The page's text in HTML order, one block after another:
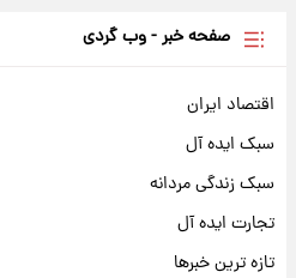
صفحه خبر - وب گردی
اقتصاد ایران
سبک ایده آل
سبک زندگی مردانه
تجارت ایده آل
تازه ترین خبرها